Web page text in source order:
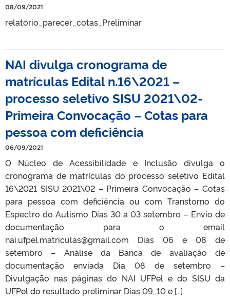
08/09/2021
relatório_parecer_cotas_Preliminar
NAI divulga cronograma de
matrículas Edital n.16\2021 –
processo seletivo SISU 2021\02-
Primeira Convocação – Cotas para
pessoa com deficiência
06/09/2021
O Núcleo de Acessibilidade e Inclusão divulga o
cronograma de matrículas do processo seletivo Edital
16\2021 SISU 2021\02 – Primeira Convocação – Cotas
para pessoa com deficiência ou com Transtorno do
Espectro do Autismo Dias 30 a 03 setembro – Envio de
documentação para o email
nai.ufpel.matriculas@gmail.com Dias 06 e 08 de
setembro – Análise da Banca de avaliação de
documentação enviada Dia 08 de setembro –
Divulgação nas páginas do NAI UFPel e do SISU da
UFPel do resultado preliminar Dias 09, 10 e […]